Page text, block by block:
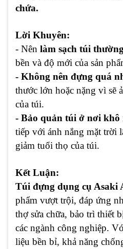
chứa.
Lời Khuyên:
- Nên làm sạch túi
bền và độ mới của sản
- Không nên đựng quá
thước lớn hoặc nặng vì sẽ
của túi.
- Bảo quản túi ở nơi khô
tiếp với ánh nắng mặt trời
giảm tuổi thọ của túi.
Kết Luận:
Túi đựng dụng cụ Asaki
phẩm vượt trội, đáp ứng
thợ sửa chữa, bảo trì thiết
các ngành công nghiệp.
liệu bền bỉ, khả năng